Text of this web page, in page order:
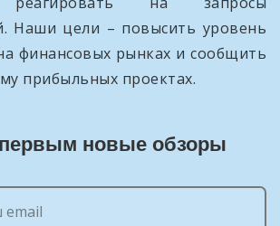
Наши цели – повысить уровень
финансовых рынках и сообщить
прибыльных проектах.
новые обзоры